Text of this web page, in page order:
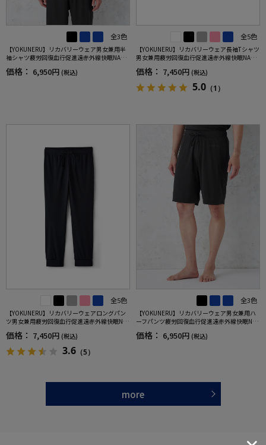
全3色
【YOKUNERU】リカバリーウェア男女兼用半
袖シャツ疲労回復血行促進遠赤外線快眠NANO
MIX(R)【一般医療機器】SS～LLサイズ
価格： 6,950円 (税込)
全5色
【YOKUNERU】リカバリーウェア長袖Tシャツ
男女兼用疲労回復血行促進遠赤外線快眠NANO
MIX(R)【一般医療機器】SS～LLサイズ
価格： 7,450円 (税込)
5.0 （1）
全5色
【YOKUNERU】リカバリーウェアロングパン
ツ男女兼用疲労回復血行促進遠赤外線快眠NA
NOMIX(R)【一般医療機器】SS～LLサイズ
価格： 7,450円 (税込)
3.6 （5）
全3色
【YOKUNERU】リカバリーウェア男女兼用ハ
ーフパンツ疲労回復血行促進遠赤外線快眠NA
NOMIX(R)【一般医療機器】SS～LLサイズ
価格： 6,950円 (税込)
more